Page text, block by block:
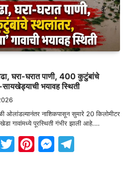
घरा-घरात पाणी, 400 कुटुंबांचे
सायखेड्याची भयावह स्थिती
ओलांडल्यानंतर नाशिकपासून सुमारे 20 किलोमीटर
गावांमध्ये पूरस्थिती गंभीर झाली आहे.…
Twitter
Pinterest